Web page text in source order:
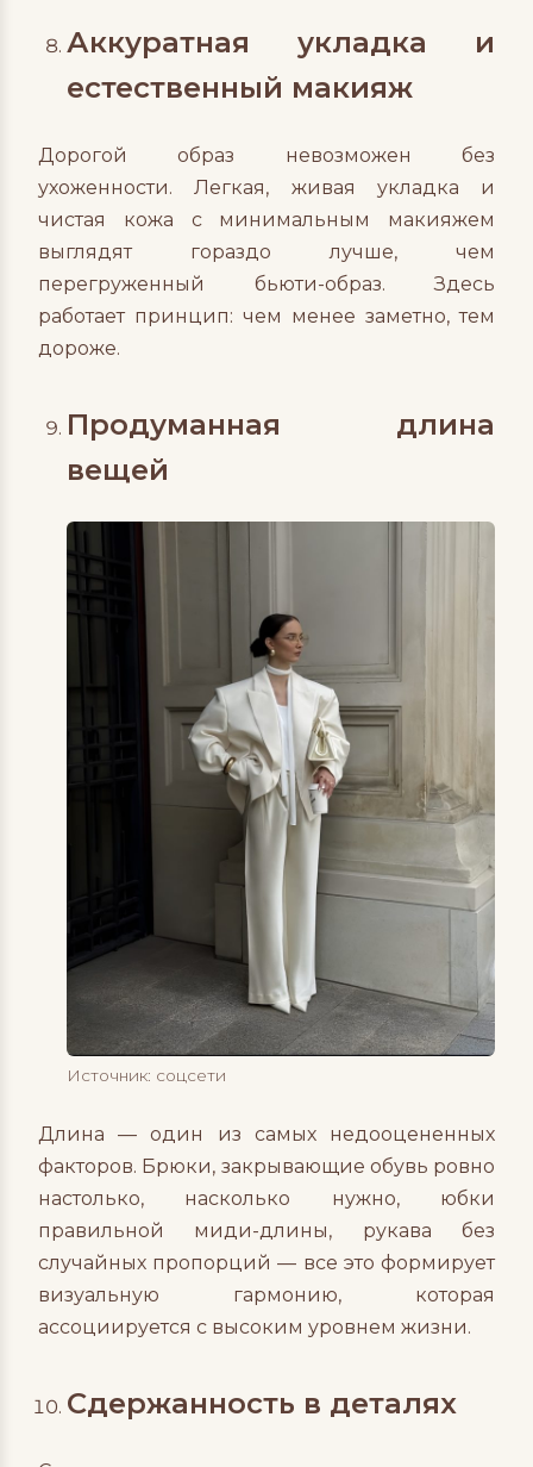
Аккуратная укладка и
естественный макияж
Дорогой образ невозможен без
ухоженности. Легкая, живая укладка и
чистая кожа с минимальным макияжем
выглядят гораздо лучше, чем
перегруженный бьюти-образ. Здесь
работает принцип: чем менее заметно, тем
дороже.
Продуманная длина
вещей
Источник: соцсети
Длина — один из самых недооцененных
факторов. Брюки, закрывающие обувь ровно
настолько, насколько нужно, юбки
правильной миди-длины, рукава без
случайных пропорций — все это формирует
визуальную гармонию, которая
ассоциируется с высоким уровнем жизни.
Сдержанность в деталях